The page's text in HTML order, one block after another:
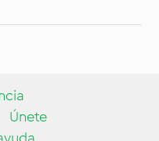
Únete